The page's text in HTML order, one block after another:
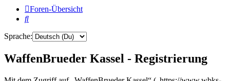
Foren-Übersicht
Suche
Sprache:
WaffenBrueder Kassel - Registrierung